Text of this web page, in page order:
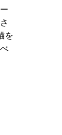
を